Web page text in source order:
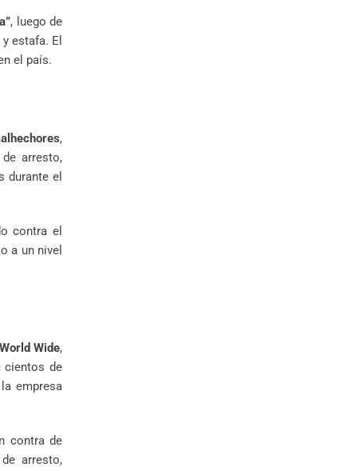
, luego de
estafa. El
el país.
,
arresto,
durante el
contra el
a un nivel
Wide,
cientos de
empresa
contra de
arresto,